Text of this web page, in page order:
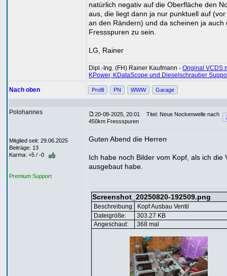
natürlich negativ auf die Oberfläche den
aus, die liegt dann ja nur punktuell auf (vor
an den Rändern) und da scheinen ja auch
Fressspuren zu sein.
LG, Rainer
Dipl.-Ing. (FH) Rainer Kaufmann - Original VCDS
KPower, KDataScope und Dieselschrauber
Nach oben Profil PN WWW Garage
Polohannes
Mitglied seit: 29.06.2025
Beiträge: 13
Karma: +5 / -0
Premium Support
20-08-2025, 20:01
Titel: Neue Nockenwelle nach
450km Fressspuren
Guten Abend die Herren
Ich habe noch Bilder vom Kopf, als ich die
ausgebaut habe.
Screenshot_20250820-192509.png
Beschreibung:
Kopf Ausbau Ventil
Dateigröße:
303.27 KB
Angeschaut:
368 mal